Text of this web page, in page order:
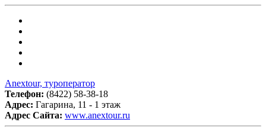
Anextour, туроператор
Телефон: (8422) 58-38-18
Адрес: Гагарина, 11 - 1 этаж
Адрес Сайта: www.anextour.ru